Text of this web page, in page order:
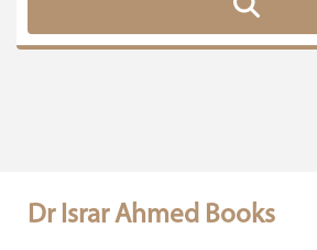
Dr Israr Ahmed Books